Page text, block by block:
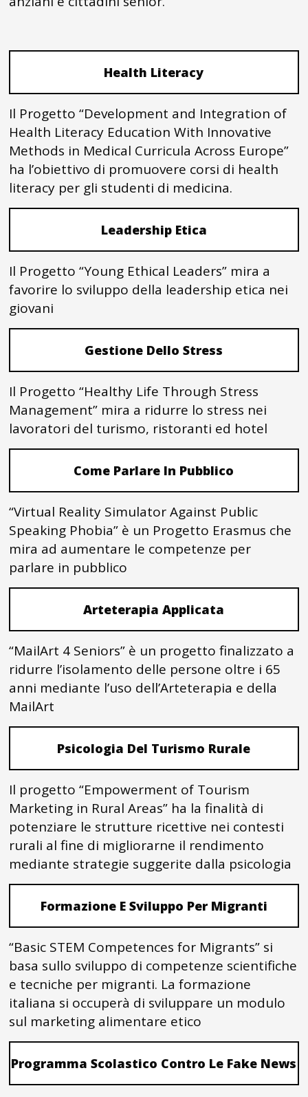
Health Literacy
Il Progetto “Development and Integration of
Health Literacy Education With Innovative
Methods in Medical Curricula Across Europe”
ha l’obiettivo di promuovere corsi di health
literacy per gli studenti di medicina.
Leadership Etica
Il Progetto “Young Ethical Leaders” mira a
favorire lo sviluppo della leadership etica nei
giovani
Gestione Dello Stress
Il Progetto “Healthy Life Through Stress
Management” mira a ridurre lo stress nei
lavoratori del turismo, ristoranti ed hotel
Come Parlare In Pubblico
“Virtual Reality Simulator Against Public
Speaking Phobia” è un Progetto Erasmus che
mira ad aumentare le competenze per
parlare in pubblico
Arteterapia Applicata
“MailArt 4 Seniors” è un progetto finalizzato a
ridurre l’isolamento delle persone oltre i 65
anni mediante l’uso dell’Arteterapia e della
MailArt
Psicologia Del Turismo Rurale
Il progetto “Empowerment of Tourism
Marketing in Rural Areas” ha la finalità di
potenziare le strutture ricettive nei contesti
rurali al fine di migliorarne il rendimento
mediante strategie suggerite dalla psicologia
Formazione E Sviluppo Per Migranti
“Basic STEM Competences for Migrants” si
basa sullo sviluppo di competenze scientifiche
e tecniche per migranti. La formazione
italiana si occuperà di sviluppare un modulo
sul marketing alimentare etico
Programma Scolastico Contro Le Fake News